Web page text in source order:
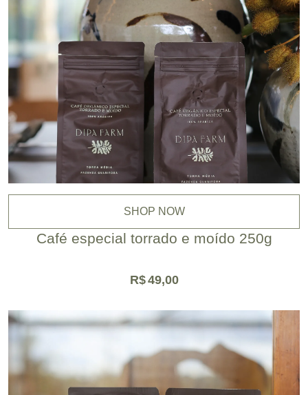
SHOP NOW
Café especial torrado e moído 250g
R$49,00